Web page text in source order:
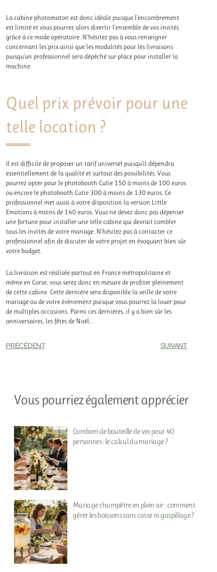
La cabine photomaton est donc idéale puisque l’encombrement
est limité et vous pourrez alors divertir l’ensemble de vos invités
grâce à ce mode opératoire. N’hésitez pas à vous renseigner
concernant les prix ainsi que les modalités pour les livraisons
puisqu’un professionnel sera dépêché sur place pour installer la
machine.
Quel prix prévoir pour une
telle location ?
Il est difficile de proposer un tarif universel puisqu’il dépendra
essentiellement de la qualité et surtout des possibilités. Vous
pourrez opter pour le photobooth Cutie 150 à moins de 100 euros
ou encore le photobooth Cutie 300 à moins de 130 euros. Ce
professionnel met aussi à votre disposition la version Little
Emotions à moins de 140 euros. Vous ne devez donc pas dépenser
une fortune pour installer une telle cabine qui devrait combler
tous les invités de votre mariage. N’hésitez pas à contacter ce
professionnel afin de discuter de votre projet en évoquant bien sûr
votre budget.
La livraison est réalisée partout en France métropolitaine et
même en Corse, vous serez donc en mesure de profiter pleinement
de cette cabine. Cette dernière sera disponible la veille de votre
mariage ou de votre évènement puisque vous pourrez la louer pour
de multiples occasions. Parmi ces dernières, il y a bien sûr les
anniversaires, les fêtes de Noël…
PRÉCÉDENT SUIVANT
Vous pourriez également apprécier
Combien de bouteille de vin pour 40
personnes : le calcul du mariage ?
Mariage champêtre en plein air : comment
gérer les boissons sans casse ni gaspillage ?